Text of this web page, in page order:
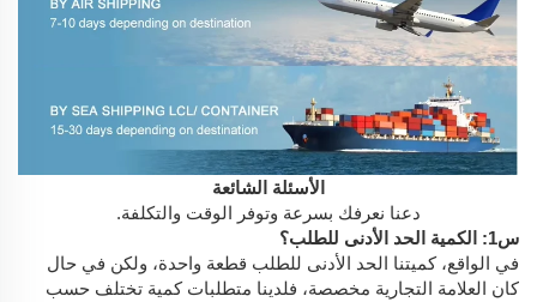
الأسئلة الشائعة
دعنا نعرفك بسرعة وتوفر الوقت والتكلفة.
س1: الكمية الحد الأدنى للطلب؟
في الواقع، كميتنا الحد الأدنى للطلب قطعة واحدة، ولكن في حال
كان العلامة التجارية مخصصة، فلدينا متطلبات كمية تختلف حسب